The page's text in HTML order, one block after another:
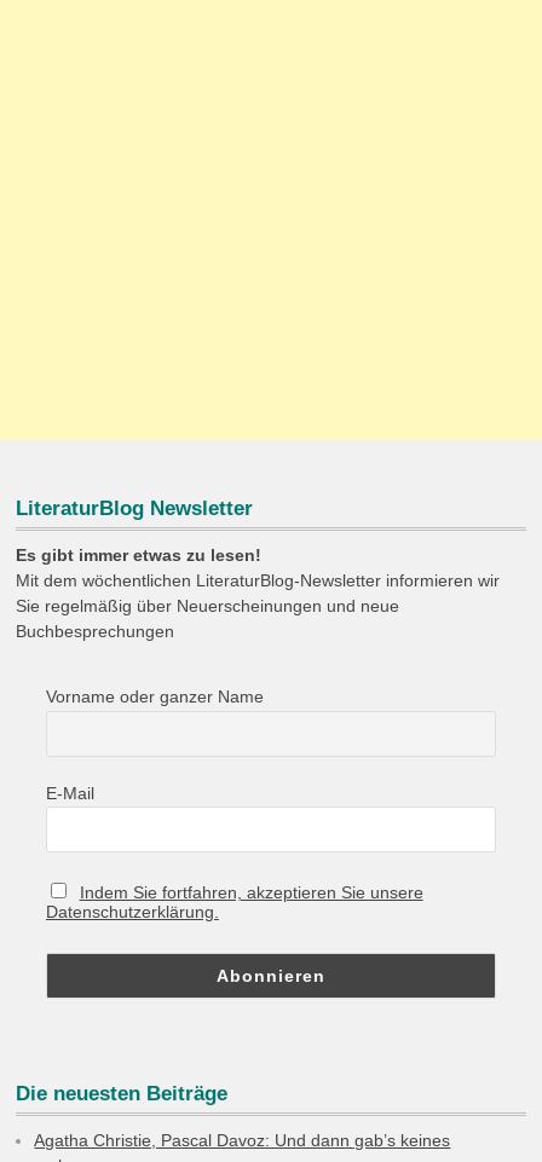
LiteraturBlog Newsletter
Es gibt immer etwas zu lesen!
Mit dem wöchentlichen LiteraturBlog-Newsletter informieren wir
Sie regelmäßig über Neuerscheinungen und neue
Buchbesprechungen
Vorname oder ganzer Name
E-Mail
Indem Sie fortfahren, akzeptieren Sie unsere
Datenschutzerklärung.
Die neuesten Beiträge
Agatha Christie, Pascal Davoz: Und dann gab’s keines